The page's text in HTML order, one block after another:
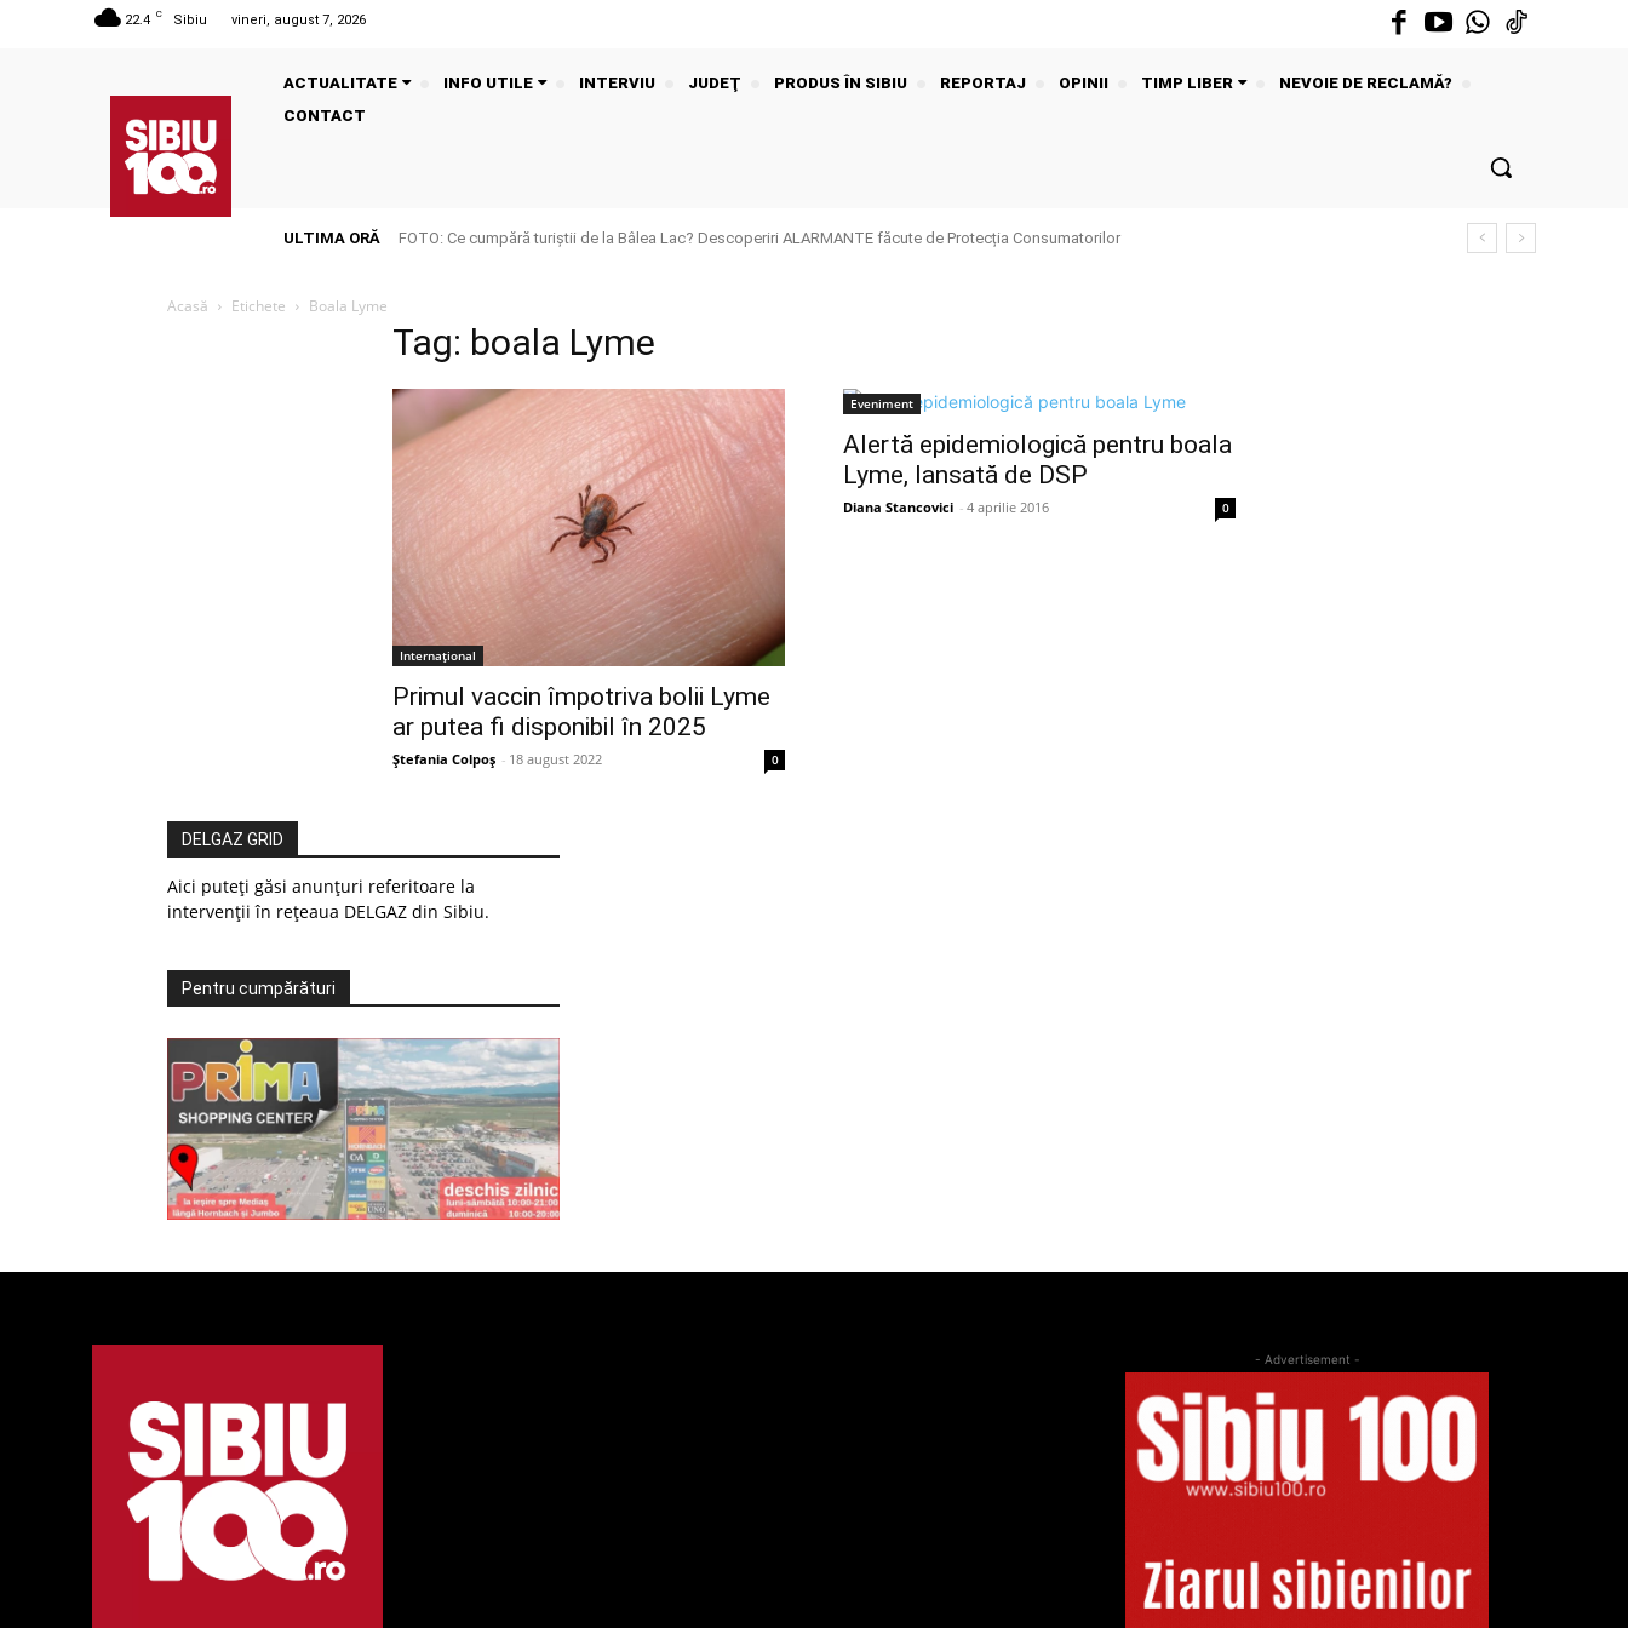
22.4 C Sibiu vineri, august 7, 2026
ACTUALITATE INFO UTILE INTERVIU JUDEŢ PRODUS ÎN SIBIU REPORTAJ OPINII TIMP LIBER
NEVOIE DE RECLAMĂ?
CONTACT
ULTIMA ORĂ FOTO: Ce cumpără turiștii de la Bâlea Lac? Descoperiri ALARMANTE făcute de Protecția Consumatorilor
Acasă Etichete Boala Lyme
Tag: boala Lyme
Internațional
Primul vaccin împotriva bolii Lyme
ar putea fi disponibil în 2025
Ștefania Colpoș - 18 august 2022 0
Eveniment
Alertă epidemiologică pentru boala
Lyme, lansată de DSP
Diana Stancovici - 4 aprilie 2016 0
DELGAZ GRID
Aici puteți găsi anunțuri referitoare la
intervenții în rețeaua DELGAZ din Sibiu.
Pentru cumpărături
- Advertisement -